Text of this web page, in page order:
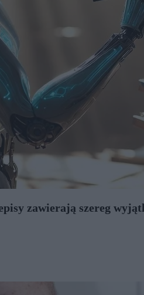
zawierają szereg